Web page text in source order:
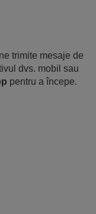
trimite mesaje de
dvs. mobil sau
pentru a începe.